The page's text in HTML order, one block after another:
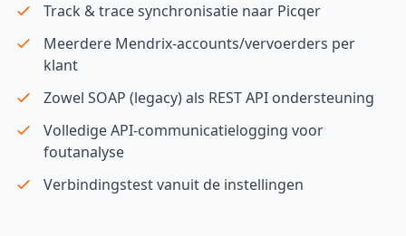
Track & trace synchronisatie naar Picqer
Meerdere Mendrix-accounts/vervoerders per
klant
Zowel SOAP (legacy) als REST API ondersteuning
Volledige API-communicatielogging voor
foutanalyse
Verbindingstest vanuit de instellingen